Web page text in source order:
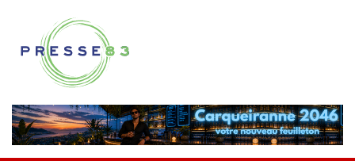
contenu
Presse 83